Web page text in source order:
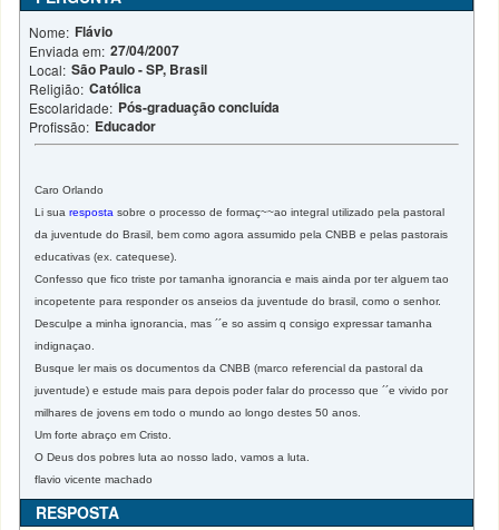
Nome: Flávio
Enviada em: 27/04/2007
Local: São Paulo - SP, Brasil
Religião: Católica
Escolaridade: Pós-graduação concluída
Profissão: Educador
Caro Orlando
Li suaresposta sobre o processo de formaç~~ao integral utilizado pela pastoral
da juventude do Brasil, bem como agora assumido pela CNBB e pelas pastorais
educativas (ex. catequese).
Confesso que fico triste por tamanha ignorancia e mais ainda por ter alguem tao
incopetente para responder os anseios da juventude do brasil, como o senhor.
Desculpe a minha ignorancia, mas ´´e so assim q consigo expressar tamanha
indignaçao.
Busque ler mais os documentos da CNBB (marco referencial da pastoral da
juventude) e estude mais para depois poder falar do processo que ´´e vivido por
milhares de jovens em todo o mundo ao longo destes 50 anos.
Um forte abraço em Cristo.
O Deus dos pobres luta ao nosso lado, vamos a luta.
flavio vicente machado
RESPOSTA